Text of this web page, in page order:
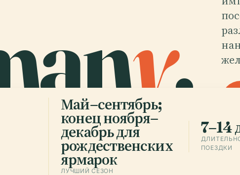
y.
Май–сентябрь;
конец ноября–
декабрь для
рождественских
ярмарок
ЛУЧШИЙ СЕЗОН
7–14
ПОЕЗДКИ